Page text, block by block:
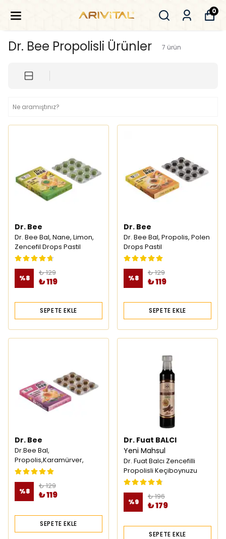
0
Dr. Bee Propolisli Ürünler 7 ürün
Dr. Bee
Dr. Bee Bal, Nane, Limon,
Zencefil Drops Pastil
%8
₺ 129
₺ 119
SEPETE EKLE
Dr. Bee
Dr. Bee Bal, Propolis, Polen
Drops Pastil
%8
₺ 129
₺ 119
SEPETE EKLE
Dr. Bee
Dr.Bee Bal,
Propolis,Karamürver,
Zerdeçal Drops Pastil
%8
₺ 129
₺ 119
SEPETE EKLE
Dr. Fuat BALCI
Yeni Mahsul
Dr. Fuat Balcı Zencefilli
Propolisli Keçiboynuzu
Özü 340gr
%9
₺ 196
₺ 179
SEPETE EKLE